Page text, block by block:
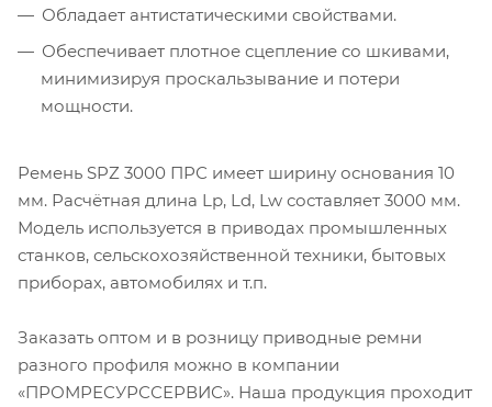
Обладает антистатическими свойствами.
Обеспечивает плотное сцепление со шкивами,
минимизируя проскальзывание и потери
мощности.
Ремень SPZ 3000 ПРС имеет ширину основания 10
мм. Расчётная длина Lp, Ld, Lw составляет 3000 мм.
Модель используется в приводах промышленных
станков, сельскохозяйственной техники, бытовых
приборах, автомобилях и т.п.
Заказать оптом и в розницу приводные ремни
разного профиля можно в компании
«ПРОМРЕСУРССЕРВИС». Наша продукция проходит